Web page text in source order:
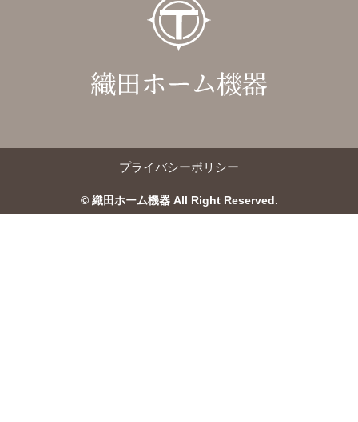
プライバシーポリシー
© 織田ホーム機器 All Right Reserved.